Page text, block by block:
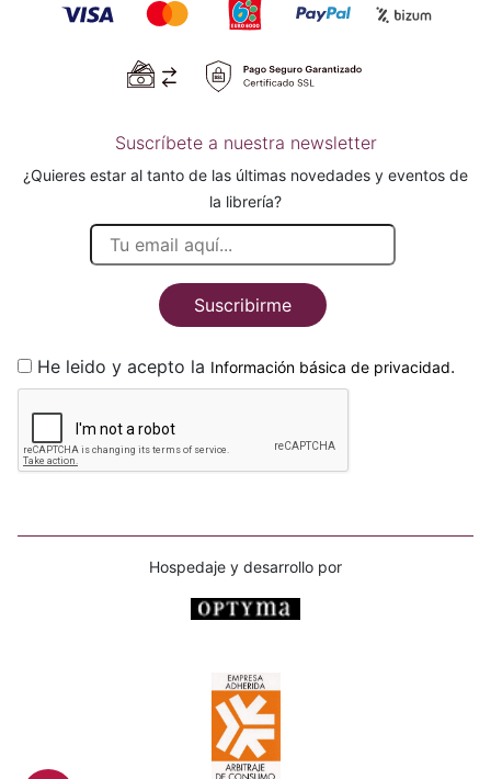
Suscríbete a nuestra newsletter
¿Quieres estar al tanto de las últimas novedades y eventos de
la librería?
Suscribirme
He leido y acepto la Información básica de privacidad.
Hospedaje y desarrollo por